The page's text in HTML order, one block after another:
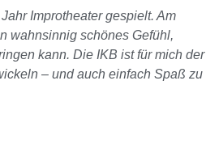
Improtheater gespielt. Am
wahnsinnig schönes Gefühl,
kann. Die IKB ist für mich der
– und auch einfach Spaß zu